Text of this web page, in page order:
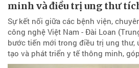
minh và điều trị ung thư
Sự kết nối giữa các bệnh viện,
công nghệ Việt Nam - Đài Loan
bước tiến mới trong điều trị ung thư,
tạo và phát triển y tế thông minh,